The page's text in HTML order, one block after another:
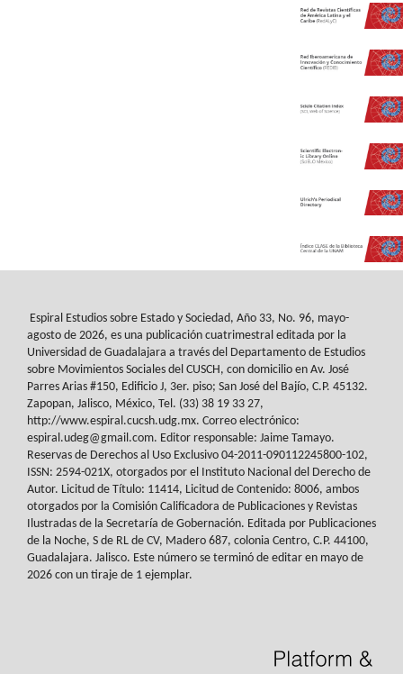
Espiral Estudios sobre Estado y Sociedad, Año 33, No. 96, mayo-
agosto de 2026, es una publicación cuatrimestral editada por la
Universidad de Guadalajara a través del Departamento de Estudios
sobre Movimientos Sociales del CUSCH, con domicilio en Av. José
Parres Arias #150, Edificio J, 3er. piso; San José del Bajío, C.P. 45132.
Zapopan, Jalisco, México, Tel. (33) 38 19 33 27,
http://www.espiral.cucsh.udg.mx. Correo electrónico:
espiral.udeg@gmail.com. Editor responsable: Jaime Tamayo.
Reservas de Derechos al Uso Exclusivo 04-2011-090112245800-102,
ISSN: 2594-021X, otorgados por el Instituto Nacional del Derecho de
Autor. Licitud de Título: 11414, Licitud de Contenido: 8006, ambos
otorgados por la Comisión Calificadora de Publicaciones y Revistas
Ilustradas de la Secretaría de Gobernación. Editada por Publicaciones
de la Noche, S de RL de CV, Madero 687, colonia Centro, C.P. 44100,
Guadalajara. Jalisco. Este número se terminó de editar en mayo de
2026 con un tiraje de 1 ejemplar.